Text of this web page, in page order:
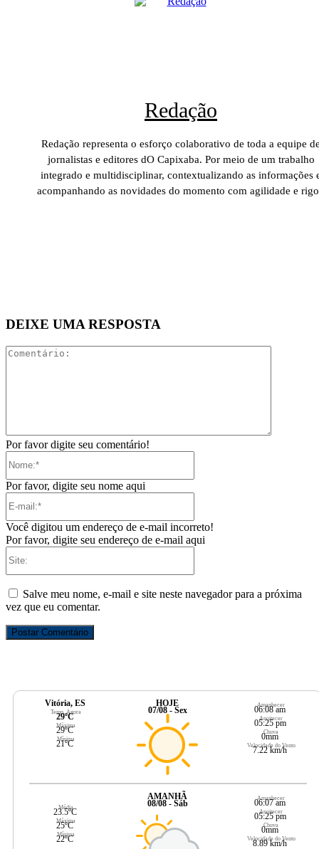
Redação
Redação representa o esforço colaborativo de toda a equipe
jornalistas e editores dO Capixaba. Por meio de um trabalho
integrado e multidisciplinar, contextualizando as informações
acompanhando as novidades do momento com agilidade e
DEIXE UMA RESPOSTA
Por favor digite seu comentário!
Por favor, digite seu nome aqui
Você digitou um endereço de e-mail incorreto!
Por favor, digite seu endereço de e-mail aqui
Salve meu nome, e-mail e site neste navegador para a próxima
vez que eu comentar.
Vitória, ES
Temp. Agora
29ºC
Máxima
29ºC
Mínima
21ºC
HOJE
07/08 - Sex
Amanhecer
06:08 am
Anoitecer
05:25 pm
Chuva
0mm
Velocidade do Vento
7.22 km/h
Média
23.5ºC
Máxima
25ºC
Mínima
22ºC
AMANHÃ
08/08 - Sáb
Amanhecer
06:07 am
Anoitecer
05:25 pm
Chuva
0mm
Velocidade do Vento
8.89 km/h